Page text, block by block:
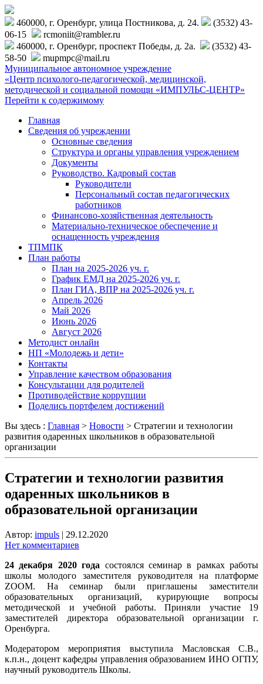
460000, г. Оренбург, улица Постникова, д. 24.
(3532) 43-
06-15
rcmoniit@rambler.ru
460000, г. Оренбург, проспект Победы, д. 2а.
(3532) 43-
58-50
mupmpc@mail.ru
Муниципальное автономное учреждение
«Центр психолого-педагогической, медицинской,
методической и социальной помощи «ИМПУЛЬС-ЦЕНТР»
Перейти к содержимому
Главная
Сведения об учреждении
Основные сведения
Структура и органы управления учреждением
Документы
Руководство. Кадровый состав
Руководители
Персональный состав педагогических
работников
Финансово-хозяйственная деятельность
Материально-техническое обеспечение и
оснащенность учреждения
ТПМПК
План работы
План на 2025-2026 уч. г.
График ЕМД на 2025-2026 уч. г.
План ГИА, ВПР на 2025-2026 уч. г.
Апрель 2026
Май 2026
Июнь 2026
Август 2026
Методист онлайн
НП «Молодежь и дети»
Контакты
Управление качеством образования
Консультации для родителей
Противодействие коррупции
Поделись портфелем достижений
Вы здесь : Главная > Новости > Стратегии и технологии
развития одаренных школьников в образовательной
организации
Стратегии и технологии развития
одаренных школьников в
образовательной организации
Автор: impuls | 29.12.2020
Нет комментариев
24 декабря 2020 года состоялся семинар в рамках работы
школы молодого заместителя руководителя на платформе
ZOOM. На семинар были приглашены заместители
образовательных организаций, курирующие вопросы
методической и учебной работы. Приняли участие 19
заместителей директора образовательной организации г.
Оренбурга.
Модератором мероприятия выступила Масловская С.В.,
к.п.н., доцент кафедры управления образованием ИНО ОГПУ,
научный руководитель Школы.